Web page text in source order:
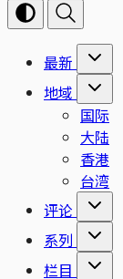
最新
地域
国际
大陆
香港
台湾
评论
系列
栏目